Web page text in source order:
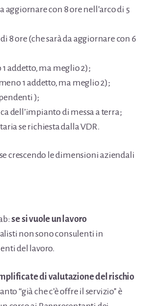
aggiornare con 8 ore nell’arco di 5
8 ore (che sarà da aggiornare con 6
addetto, ma meglio 2);
1 addetto, ma meglio 2);
);
dell’impianto di messa a terra;
se richiesta dalla VDR.
crescendo le dimensioni aziendali
se si vuole un lavoro
non sono consulenti in
del lavoro.
di valutazione del rischio
“già che c’è offre il servizio” è